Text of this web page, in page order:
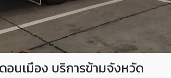
อนเมือง บริการข้ามจังหวัด